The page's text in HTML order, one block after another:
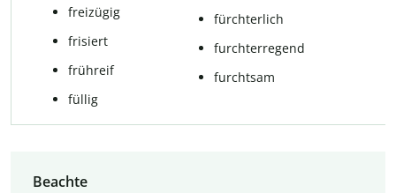
frei­zü­gig
frisiert
früh­reif
füllig
fürchterlich
furchterregend
furcht­sam
Beachte